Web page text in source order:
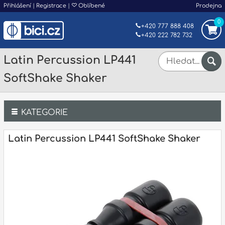
Přihlášení | Registrace | Oblíbené Prodejna
0
+420 777 888 408
+420 222 782 732
Latin Percussion LP441
SoftShake Shaker
KATEGORIE
Bicí
Latin Percussion LP441 SoftShake Shaker